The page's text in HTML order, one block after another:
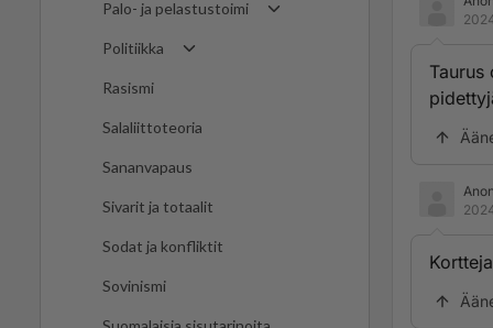
Palo- ja pelastustoimi
Politiikka
Rasismi
Salaliittoteoria
Sananvapaus
Sivarit ja totaalit
Sodat ja konfliktit
Sovinismi
Taurus